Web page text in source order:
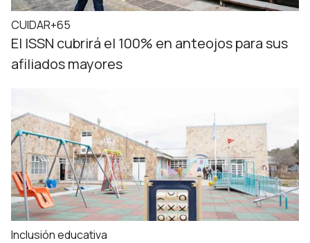
CUIDAR+65
El ISSN cubrirá el 100% en anteojos para sus
afiliados mayores
Inclusión educativa